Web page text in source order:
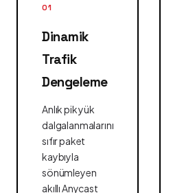
01
Dinamik
Trafik
Dengeleme
Anlık pik yük
dalgalanmalarını
sıfır paket
kaybıyla
sönümleyen
akıllı Anycast